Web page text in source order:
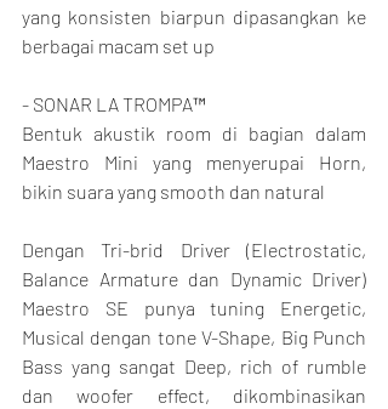
yang konsisten biarpun dipasangkan ke
berbagai macam set up
- SONAR LA TROMPA™
Bentuk akustik room di bagian dalam
Maestro Mini yang menyerupai Horn,
bikin suara yang smooth dan natural
Dengan Tri-brid Driver (Electrostatic,
Balance Armature dan Dynamic Driver)
Maestro SE punya tuning Energetic,
Musical dengan tone V-Shape, Big Punch
Bass yang sangat Deep, rich of rumble
dan woofer effect, dikombinasikan